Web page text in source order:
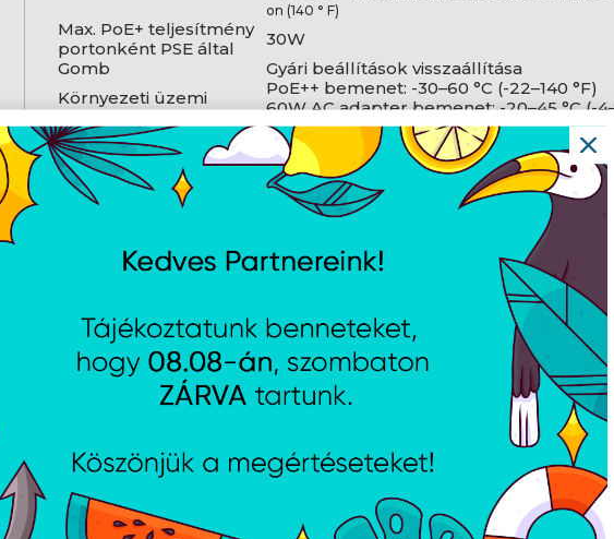
on (140 ° F)
Max. PoE+ teljesítmény
portonként PSE által
30W
Gomb
Gyári beállítások visszaállítása
Környezeti üzemi
PoE++ bemenet: -30–60 °C (-22–140 °F)
60W AC adapter bemenet: -20–45 °C (-
210W AC adapter bemenet: -20–60 °C (-
Környezeti páratartalom
10–90% nem kondenzálódó
Tanúsítványok
CE, FCC, IC
Kapcsolási funkciók
A 2. réteg jellemzői
STP / RSTP prioritásokkal és port-szintű
A portok elszigetelése
Viharvezérlés
Port tükrözés
Multicast / broadcast sebességkorlátozás
Jumbo keretek
Kilépési sebességkorlátozás
A 3. réteg jellemzői
–
Állapot
Alkalmazási követelmények
UniFi Network
8.0.28-as és újabb verziók